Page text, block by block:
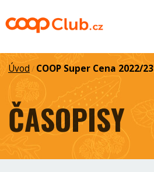
Úvod / COOP Super Cena 2022/23
ČASOPISY